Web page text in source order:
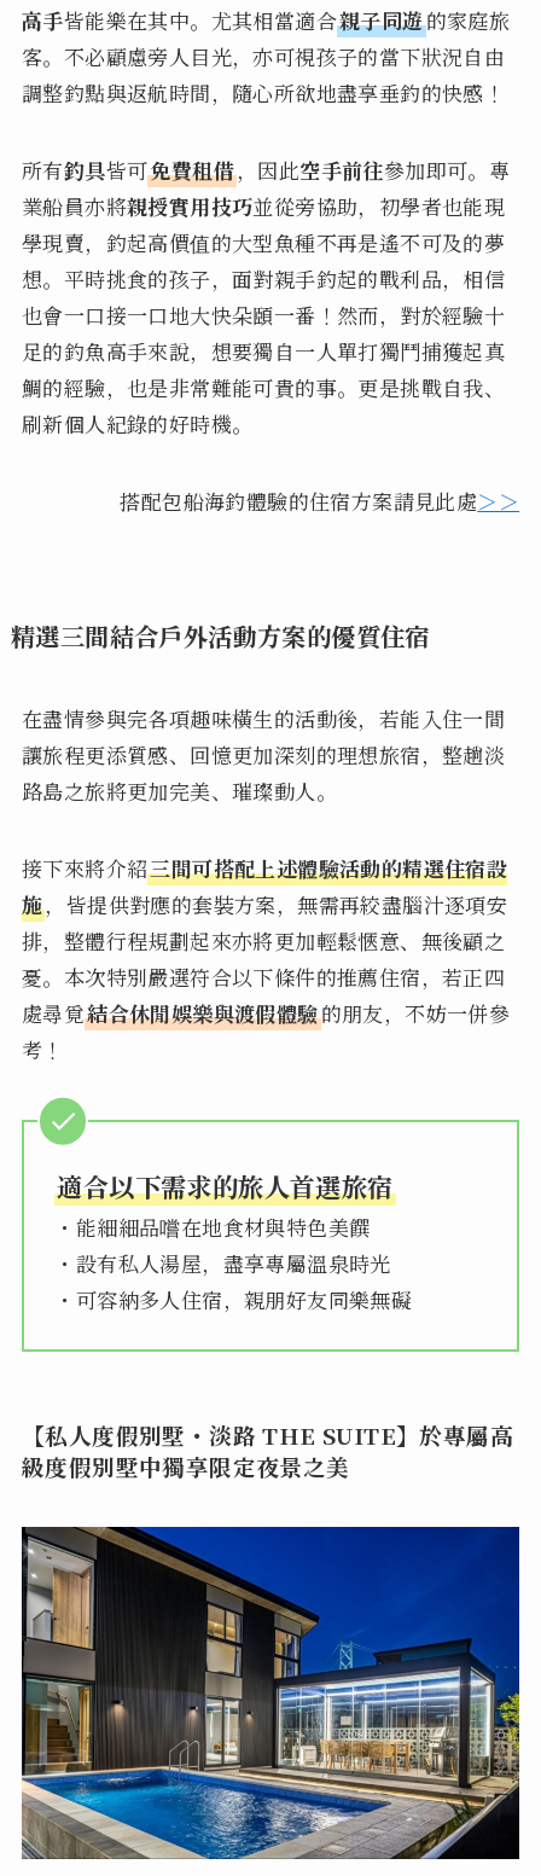
高手皆能樂在其中。尤其相當適合親子同遊的家庭旅
客。不必顧慮旁人目光，亦可視孩子的當下狀況自由
調整釣點與返航時間，隨心所欲地盡享垂釣的快感！
所有釣具皆可免費租借，因此空手前往參加即可。專
業船員亦將親授實用技巧並從旁協助，初學者也能現
學現賣，釣起高價值的大型魚種不再是遙不可及的夢
想。平時挑食的孩子，面對親手釣起的戰利品，相信
也會一口接一口地大快朵頤一番！然而，對於經驗十
足的釣魚高手來說，想要獨自一人單打獨鬥捕獲起真
鯛的經驗，也是非常難能可貴的事。更是挑戰自我、
刷新個人紀錄的好時機。
搭配包船海釣體驗的住宿方案請見此處＞＞
精選三間結合戶外活動方案的優質住宿
在盡情參與完各項趣味橫生的活動後，若能入住一間
讓旅程更添質感、回憶更加深刻的理想旅宿，整趟淡
路島之旅將更加完美、璀璨動人。
接下來將介紹三間可搭配上述體驗活動的精選住宿設
施，皆提供對應的套裝方案，無需再絞盡腦汁逐項安
排，整體行程規劃起來亦將更加輕鬆愜意、無後顧之
憂。本次特別嚴選符合以下條件的推薦住宿，若正四
處尋覓結合休閒娛樂與渡假體驗的朋友，不妨一併參
考！
適合以下需求的旅人首選旅宿
・能細細品嚐在地食材與特色美饌
・設有私人湯屋，盡享專屬溫泉時光
・可容納多人住宿，親朋好友同樂無礙
【私人度假別墅・淡路 THE SUITE】於專屬高
級度假別墅中獨享限定夜景之美